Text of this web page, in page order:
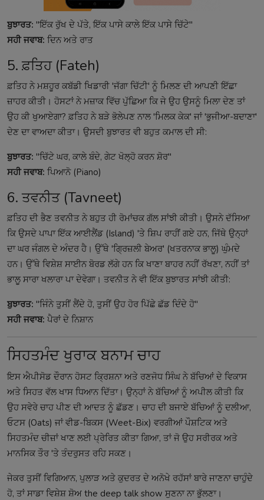
ਬੁਝਾਰਤ: "ਇੱਕ ਰੁੱਖ ਦੇ ਪੱਤੇ, ਇੱਕ ਪਾਸੇ ਕਾਲੇ ਇੱਕ ਪਾਸੇ ਚਿੱਟੇ"
ਸਹੀ ਜਵਾਬ: ਦਿਨ ਅਤੇ ਰਾਤ
5. ਫ਼ਤਿਹ (Fateh)
ਫ਼ਤਿਹ ਨੇ ਮਸ਼ਹੂਰ ਕਬੱਡੀ ਖਿਡਾਰੀ 'ਜੱਗਾ ਚਿੱਟੀ' ਨੂੰ ਮਿਲਣ ਦੀ ਆਪਣੀ ਇੱਛਾ
ਜ਼ਾਹਰ ਕੀਤੀ। ਹੋਸਟਾਂ ਨੇ ਮਜ਼ਾਕ ਵਿੱਚ ਪੁੱਛਿਆ ਕਿ ਜੇ ਉਹ ਉਸਨੂੰ ਮਿਲਾ ਦੇਣ ਤਾਂ
ਉਹ ਕੀ ਖੁਆਏਗਾ? ਫ਼ਤਿਹ ਨੇ ਬੜੇ ਭੋਲੇਪਣ ਨਾਲ 'ਮਿਲਕ ਕੇਕ' ਜਾਂ 'ਭੁਜੀਆ-ਬਦਾਣਾ'
ਦੇਣ ਦਾ ਵਾਅਦਾ ਕੀਤਾ। ਉਸਦੀ ਬੁਝਾਰਤ ਵੀ ਬਹੁਤ ਕਮਾਲ ਦੀ ਸੀ:
ਬੁਝਾਰਤ: "ਚਿੱਟੇ ਘਰ, ਕਾਲੇ ਬੰਦੇ, ਗੇਟ ਖੋਲ੍ਹੋ ਕਰਨ ਸ਼ੋਰ"
ਸਹੀ ਜਵਾਬ: ਪਿਆਨੋ (Piano)
6. ਤਵਨੀਤ (Tavneet)
ਫ਼ਤਿਹ ਦੀ ਭੈਣ ਤਵਨੀਤ ਨੇ ਬਹੁਤ ਹੀ ਰੋਮਾਂਚਕ ਗੱਲ ਸਾਂਝੀ ਕੀਤੀ। ਉਸਨੇ ਦੱਸਿਆ
ਕਿ ਉਸਦੇ ਪਾਪਾ ਇੱਕ ਆਈਲੈਂਡ (Island) 'ਤੇ ਸ਼ਿਪ ਰਾਹੀਂ ਗਏ ਹਨ, ਜਿੱਥੇ ਉਨ੍ਹਾਂ
ਦਾ ਘਰ ਜੰਗਲ ਦੇ ਅੰਦਰ ਹੈ। ਉੱਥੇ 'ਗ੍ਰਿਜ਼ਲੀ ਬੇਅਰ' (ਖਤਰਨਾਕ ਭਾਲੂ) ਘੁੰਮਦੇ
ਹਨ। ਉੱਥੇ ਵਿਸ਼ੇਸ਼ ਸਾਈਨ ਬੋਰਡ ਲੱਗੇ ਹਨ ਕਿ ਖਾਣਾ ਬਾਹਰ ਨਹੀਂ ਰੱਖਣਾ, ਨਹੀਂ ਤਾਂ
ਭਾਲੂ ਸਾਰਾ ਖਲਾਰਾ ਪਾ ਦੇਵੇਗਾ। ਤਵਨੀਤ ਨੇ ਵੀ ਇੱਕ ਬੁਝਾਰਤ ਸਾਂਝੀ ਕੀਤੀ:
ਬੁਝਾਰਤ: "ਜਿੰਨੇ ਤੁਸੀਂ ਲੈਂਦੇ ਹੋ, ਤੁਸੀਂ ਉਹ ਹੋਰ ਪਿੱਛੇ ਛੱਡ ਦਿੰਦੇ ਹੋ"
ਸਹੀ ਜਵਾਬ: ਪੈਰਾਂ ਦੇ ਨਿਸ਼ਾਨ
ਸਿਹਤਮੰਦ ਖੁਰਾਕ ਬਨਾਮ ਚਾਹ
ਇਸ ਐਪੀਸੋਡ ਦੌਰਾਨ ਹੋਸਟ ਕ੍ਰਿਸ਼ਨਾ ਅਤੇ ਰਣਜੋਧ ਸਿੰਘ ਨੇ ਬੱਚਿਆਂ ਦੇ ਵਿਕਾਸ
ਅਤੇ ਸਿਹਤ ਵੱਲ ਖਾਸ ਧਿਆਨ ਦਿੱਤਾ। ਉਨ੍ਹਾਂ ਨੇ ਬੱਚਿਆਂ ਨੂੰ ਅਪੀਲ ਕੀਤੀ ਕਿ
ਉਹ ਸਵੇਰੇ ਚਾਹ ਪੀਣ ਦੀ ਆਦਤ ਨੂੰ ਛੱਡਣ। ਚਾਹ ਦੀ ਬਜਾਏ ਬੱਚਿਆਂ ਨੂੰ ਦਲੀਆ,
ਓਟਸ (Oats) ਜਾਂ ਵੀਡ-ਬਿਕਸ (Weet-Bix) ਵਰਗੀਆਂ ਪੌਸ਼ਟਿਕ ਅਤੇ
ਸਿਹਤਮੰਦ ਚੀਜ਼ਾਂ ਖਾਣ ਲਈ ਪ੍ਰੇਰਿਤ ਕੀਤਾ ਗਿਆ, ਤਾਂ ਜੋ ਉਹ ਸਰੀਰਕ ਅਤੇ
ਮਾਨਸਿਕ ਤੌਰ 'ਤੇ ਤੰਦਰੁਸਤ ਰਹਿ ਸਕਣ।
ਜੇਕਰ ਤੁਸੀਂ ਵਿਗਿਆਨ, ਪੁਲਾੜ ਅਤੇ ਕੁਦਰਤ ਦੇ ਅਨੋਖੇ ਰਹੱਸਾਂ ਬਾਰੇ ਜਾਣਨਾ ਚਾਹੁੰਦੇ
ਹੋ, ਤਾਂ ਸਾਡਾ ਵਿਸ਼ੇਸ਼ ਸ਼ੋਅ the deep talk show ਸੁਣਨਾ ਨਾ ਭੁੱਲਣਾ।